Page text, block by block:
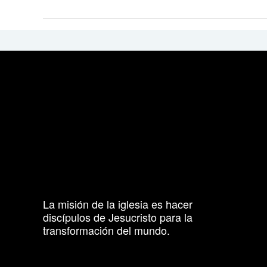
La misión de la iglesia es hacer
discípulos de Jesucristo para la
transformación del mundo.